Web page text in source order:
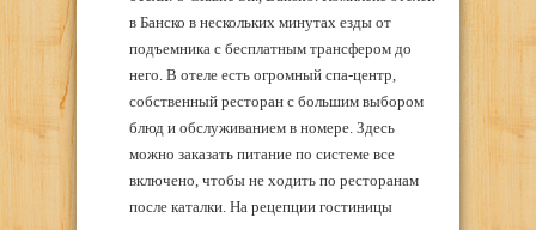
в Банско в нескольких минутах езды от
подъемника с бесплатным трансфером до
него. В отеле есть огромный спа-центр,
собственный ресторан с большим выбором
блюд и обслуживанием в номере. Здесь
можно заказать питание по системе все
включено, чтобы не ходить по ресторанам
после каталки. На рецепции гостиницы